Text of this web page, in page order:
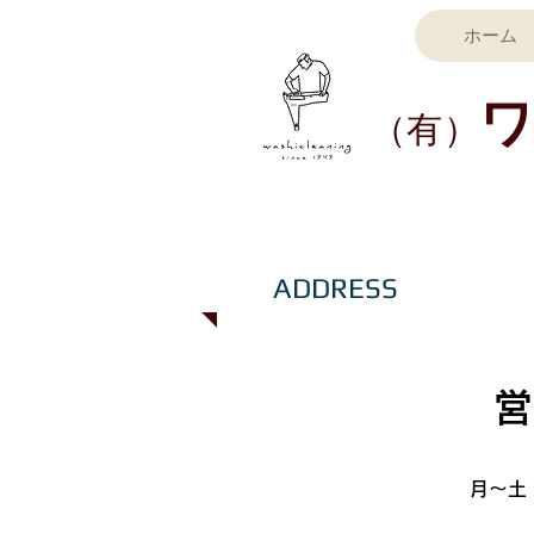
ホーム
​（有）
ADDRESS
月〜